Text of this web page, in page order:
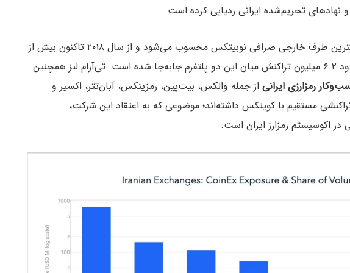
تحریم‌شده ایرانی ردیابی کرده است.
خارجی صرافی نوبیتکس محسوب می‌شود و از سال ۲۰۱۸ تاکنون بیش از
دارایی از طریق حدود ۶.۲ میلیون تراکنش میان این دو پلتفرم جابه‌جا شده است. تی‌آر‌ام لبز همچنین
از جمله والکس، بیت‌پین، رمزینکس، آبان‌تتر، اکسیر و
مستقیم با کوینکس داشته‌اند؛ موضوعی که به اعتقاد این شرکت،
اکوسیستم رمزارز ایران است.